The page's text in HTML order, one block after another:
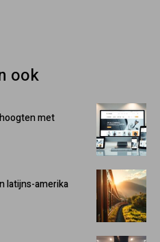
ook
met
latijns-amerika